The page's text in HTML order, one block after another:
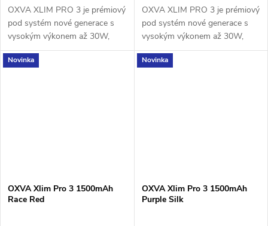
OXVA XLIM PRO 3 je prémiový
pod systém nové generace s
vysokým výkonem až 30W,
extrémně rychlým nabíjením a
1500mAh baterií.
OXVA XLIM PRO 3 je prémiový
pod systém nové generace s
vysokým výkonem až 30W,
extrémně rychlým nabíjením a
1500mAh baterií.
Novinka
OXVA Xlim Pro 3 1500mAh
Race Red
Novinka
OXVA Xlim Pro 3 1500mAh
Purple Silk